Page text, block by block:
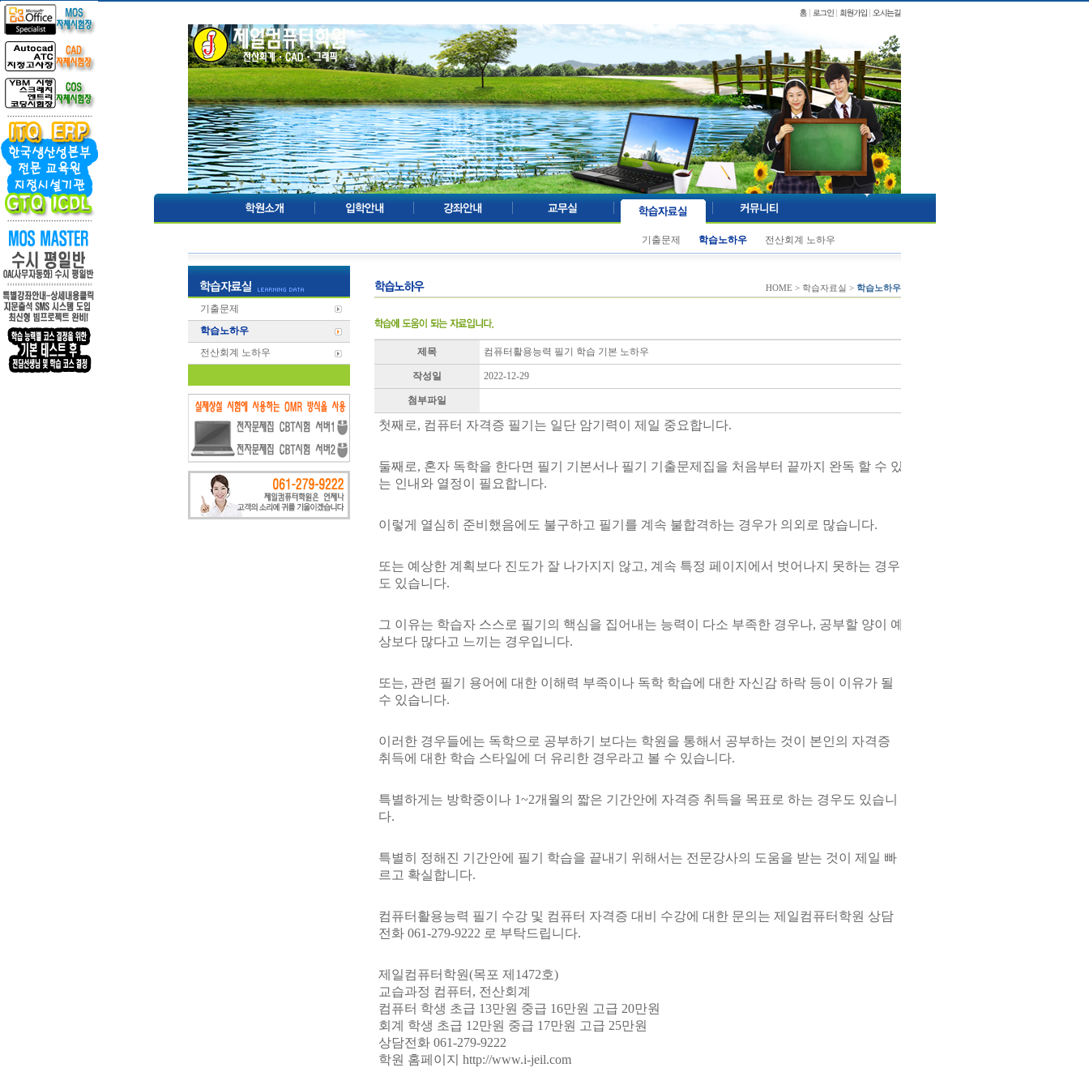
기출문제 학습노하우 전산회계 노하우
기출문제
학습노하우
전산회계 노하우
HOME > 학습자료실 > 학습노하우
제목 컴퓨터활용능력 필기 학습 기본 노하우
작성일 2022-12-29
첨부파일
첫째로, 컴퓨터 자격증 필기는 일단 암기력이 제일 중요합니다.
둘째로, 혼자 독학을 한다면 필기 기본서나 필기 기출문제집을 처음부터 끝까지 완독 할 수 있
는 인내와 열정이 필요합니다.
이렇게 열심히 준비했음에도 불구하고 필기를 계속 불합격하는 경우가 의외로 많습니다.
또는 예상한 계획보다 진도가 잘 나가지지 않고, 계속 특정 페이지에서 벗어나지 못하는 경우
도 있습니다.
그 이유는 학습자 스스로 필기의 핵심을 집어내는 능력이 다소 부족한 경우나, 공부할 양이 예
상보다 많다고 느끼는 경우입니다.
또는, 관련 필기 용어에 대한 이해력 부족이나 독학 학습에 대한 자신감 하락 등이 이유가 될
수 있습니다.
이러한 경우들에는 독학으로 공부하기 보다는 학원을 통해서 공부하는 것이 본인의 자격증
취득에 대한 학습 스타일에 더 유리한 경우라고 볼 수 있습니다.
특별하게는 방학중이나 1~2개월의 짧은 기간안에 자격증 취득을 목표로 하는 경우도 있습니
다.
특별히 정해진 기간안에 필기 학습을 끝내기 위해서는 전문강사의 도움을 받는 것이 제일 빠
르고 확실합니다.
컴퓨터활용능력 필기 수강 및 컴퓨터 자격증 대비 수강에 대한 문의는 제일컴퓨터학원 상담
전화 061-279-9222 로 부탁드립니다.
제일컴퓨터학원(목포 제1472호)
교습과정 컴퓨터, 전산회계
컴퓨터 학생 초급 13만원 중급 16만원 고급 20만원
회계 학생 초급 12만원 중급 17만원 고급 25만원
상담전화 061-279-9222
학원 홈페이지 http://www.i-jeil.com